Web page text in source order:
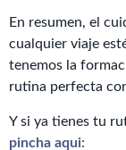
En resumen, el
cualquier viaje
tenemos la
rutina perfecta
Y si ya tienes tu
pincha aqui: